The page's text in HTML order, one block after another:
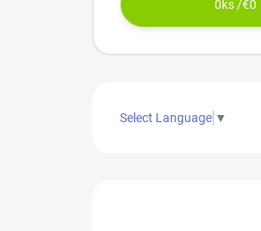
0ks /€0
Select Language ▼